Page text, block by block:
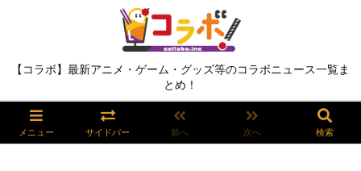
【コラボ】最新アニメ・ゲーム・グッズ等のコラボニュース一覧ま
とめ！
メニュー サイドバー 前へ 次へ 検索